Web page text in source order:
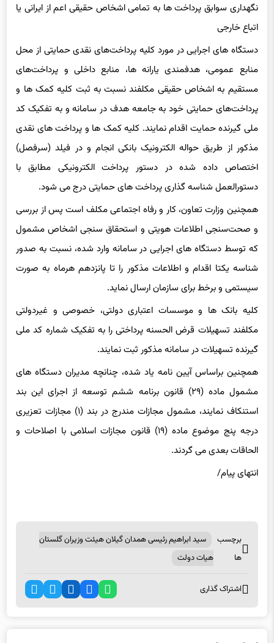
نگهداری سوابق پرداخت ها به تمامی اشخاص حقیقی اعم از ایرانی یا
اتباع خارجی
دستگاه های اجرایی در مورد کلیه پرداخت‌های نقدی حمایتی از محل
منابع عمومی، هدفمندی یارانه ها، منابع داخلی و پرداخت‌های
مستقیم به اشخاص حقیقی مکلفند نسبت به ثبت کلیه کمک ها و
پرداخت‌های حمایتی خود به جامعه هدف در سامانه و به تفکیک کد
ملی گیرنده حمایت اقدام نمایند. کلیه کمک ها و پرداخت های نقدی
مذکور از طریق حواله الکترونیک بانکی انجام و در فیلد (سرفصل)
اختصاص داده شده در دستور پرداخت الکترونیکی مطابق با
دستورالعمل شناسه گذاری پرداخت های حمایتی درج می شود.
همچنین وزارت تعاون، کار و رفاه اجتماعی مکلف است پس از بررسی
و صحت‌سنجی اطلاعات هویتی و استحقاق سنجی اشخاص مشمول
که توسط دستگاه های اجرایی در سامانه وارد شده، نسبت به صدور
شناسه یکتا اقدام و اطلاعات مذکور را تا پانزدهم هرماه به صورت
سیستمی و برخط برای سازمان ارسال نماید.
کلیه بانک ها و موسسات اعتباری دولتی، خصوصی و غیردولتی
مکلفند تسهیلات قرض الحسنه پرداختی را به تفکیک شماره کد ملی
گیرنده تسهیلات در سامانه مذکور ثبت نمایند.
همچنین براساس آیین نامه یاد شده، چنانچه مدیران دستگاه های
مشمول ماده (۲۹) قانون برنامه ششم توسعه از اجرای این بند
استنکاف نمایند، مشمول مجازات مندرج در بند (۱) مجازات تعزیری
درجه پنج موضوع ماده (۱۹) قانون مجازات اسلامی با اصلاحات و
الحاقات بعدی می گردند.
انتهای پیام/
برچسب
ها
سید ابراهیم رئیسی همدان گیلان هیئت وزیران گلستان
هیات دولت
اشتراک گذاری